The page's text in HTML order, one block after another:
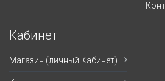
Кабинет
Магазин (личный Кабинет)